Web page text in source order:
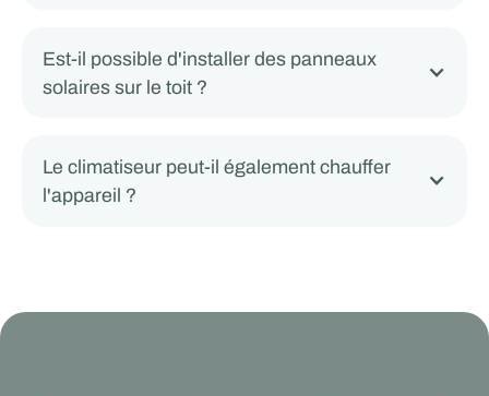
Est-il possible d'installer des panneaux
solaires sur le toit ?
Le climatiseur peut-il également chauffer
l'appareil ?